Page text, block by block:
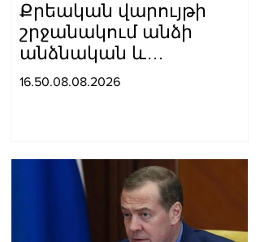
Քրեական վարույթի
շրջանակում անձի
անձնական և
ընտանեկան կյանքին
անթույլատրելի է. ՄԻՊ
16.50.08.08.2026